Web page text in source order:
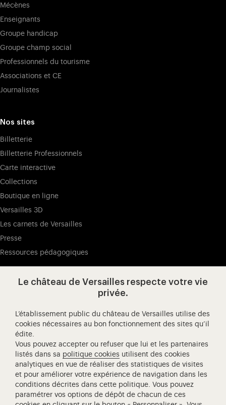
Mécènes
Enseignants
Groupe handicap
Groupe champ social
Professionnels du tourisme
Associations et CE
Journalistes
Nos sites
Billetterie
Billetterie Professionnels
Carte interactive
Collections
Boutique en ligne
Versailles 3D
Les carnets de Versailles
Presse
Ressources pédagogiques
Visitez notre Facebook (ouverture
Visitez notre X (ouverture dans un
Visitez notre Instagram
Visitez notre YouTube
Château de Versailles Spectacles
L'Opéra royal de Versailles
Centre de recherche du château de Versailles
Centre de Musique Baroque de Versailles
Réseau des Résidences Royales Européenne
Le château de Versailles respecte votre vie
privée.
L’établissement public du château de Versailles utilise des
cookies nécessaires au bon fonctionnement des sites qu’il
édite.
Vous pouvez accepter ou refuser que lui et les partenaires
listés dans sa politique cookies utilisent des cookies
analytiques en vue de réaliser des statistiques de visites
et pour améliorer votre expérience de navigation dans les
conditions décrites dans cette politique. Vous pouvez
paramétrer vos options de dépôt de chacun de ces